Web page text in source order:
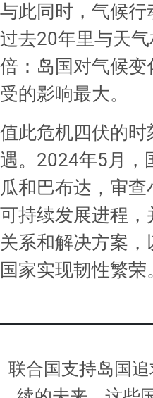
与此同时，气候
过去20年里与天
倍：岛国对气候
受的影响最大。
值此危机四伏的
遇。2024年5月，
瓜和巴布达，审
可持续发展进程
关系和解决方案
国家实现韧性繁荣
联合国支持岛国